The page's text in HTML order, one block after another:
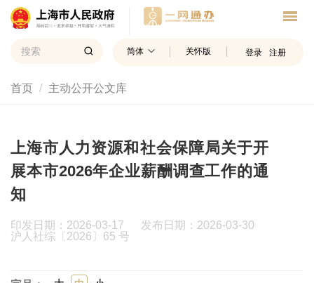
简体 关怀版 登录 注册
首页 主动公开公文库
上海市人力资源和社会保障局关于开
展本市2026年企业薪酬调查工作的通
知
印发日期：2026-03-17 发布日期：2026-03-30
沪人社综〔2026〕65 号